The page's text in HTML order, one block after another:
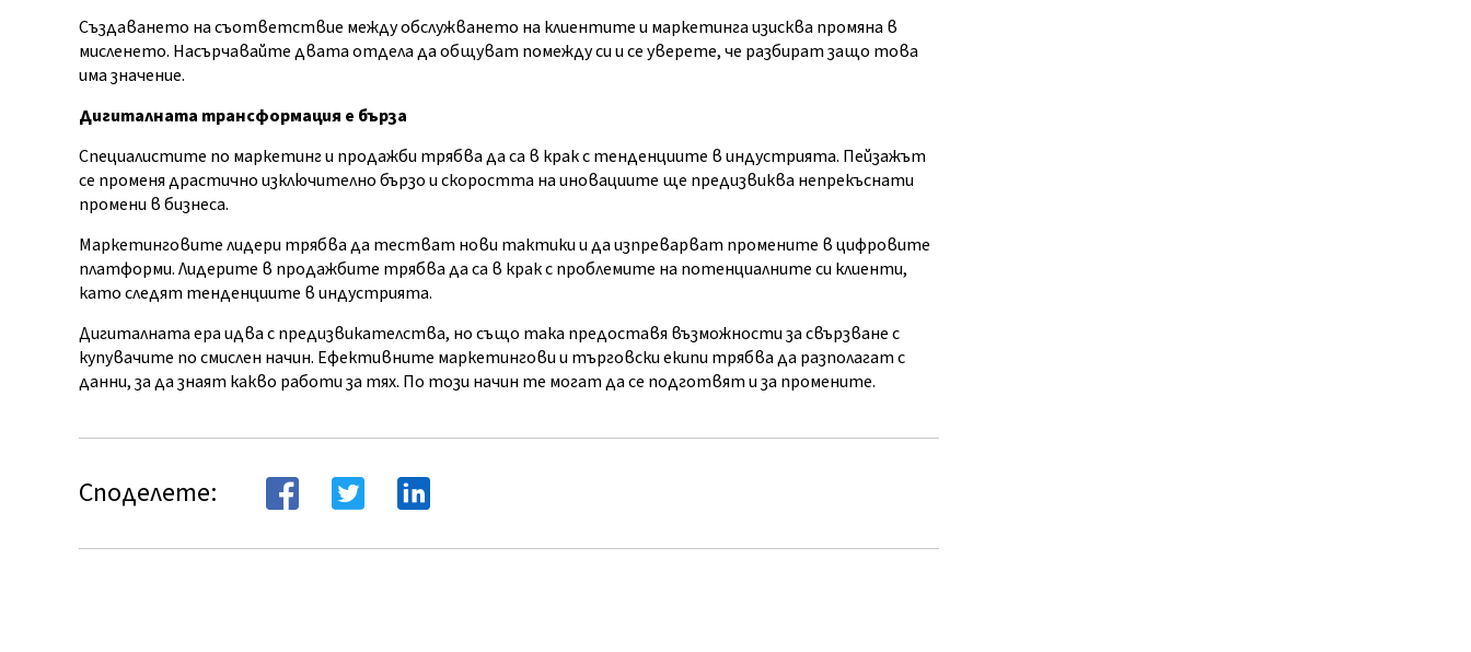
Създаването на съответствие между обслужването на клиентите и маркетинга изисква промяна в
мисленето. Насърчавайте двата отдела да общуват помежду си и се уверете, че разбират защо това
има значение.
Дигиталната трансформация е бърза
Специалистите по маркетинг и продажби трябва да са в крак с тенденциите в индустрията. Пейзажът
се променя драстично изключително бързо и скоростта на иновациите ще предизвиква непрекъснати
промени в бизнеса.
Маркетинговите лидери трябва да тестват нови тактики и да изпреварват промените в цифровите
платформи. Лидерите в продажбите трябва да са в крак с проблемите на потенциалните си клиенти,
като следят тенденциите в индустрията.
Дигиталната ера идва с предизвикателства, но също така предоставя възможности за свързване с
купувачите по смислен начин. Ефективните маркетингови и търговски екипи трябва да разполагат с
данни, за да знаят какво работи за тях. По този начин те могат да се подготвят и за промените.
Споделете: